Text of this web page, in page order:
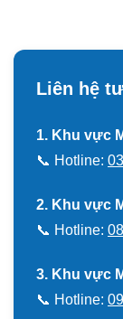
Liên hệ
1. Khu vực
📞 Hotline:
2. Khu vực
📞 Hotline:
3. Khu vực
📞 Hotline: